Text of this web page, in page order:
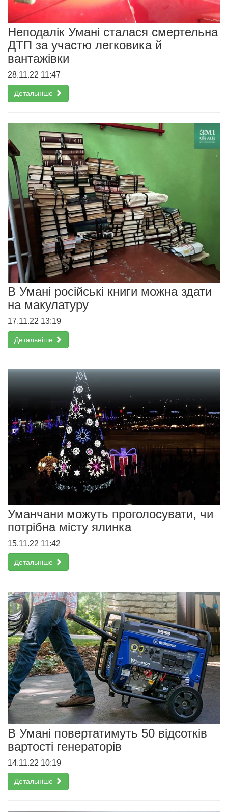
Неподалік Умані сталася смертельна
ДТП за участю легковика й
вантажівки
28.11.22 11:47
Детальніше
В Умані російські книги можна здати
на макулатуру
17.11.22 13:19
Детальніше
Уманчани можуть проголосувати, чи
потрібна місту ялинка
15.11.22 11:42
Детальніше
В Умані повертатимуть 50 відсотків
вартості генераторів
14.11.22 10:19
Детальніше